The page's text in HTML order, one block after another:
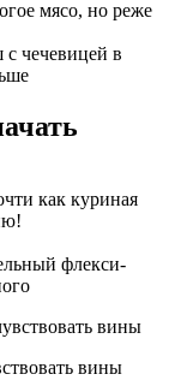
мясо, но реже
чечевицей в
как куриная
флекси-
вины